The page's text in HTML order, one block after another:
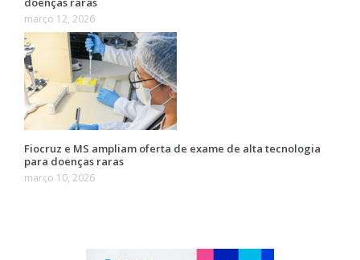
março 12, 2026
Fiocruz e MS ampliam oferta de exame de alta tecnologia
para doenças raras
março 10, 2026